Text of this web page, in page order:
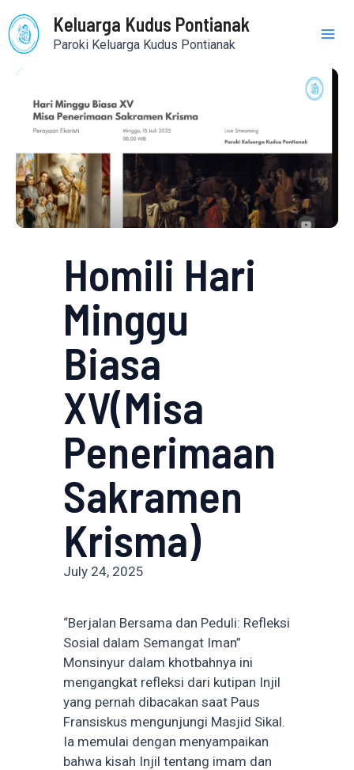
to
content
Keluarga Kudus Pontianak
Paroki Keluarga Kudus Pontianak
Homili Hari
Minggu
Biasa
XV(Misa
Penerimaan
Sakramen
Krisma)
July 24, 2025
“Berjalan Bersama dan Peduli: Refleksi
Sosial dalam Semangat Iman”
Monsinyur dalam khotbahnya ini
mengangkat refleksi dari kutipan Injil
yang pernah dibacakan saat Paus
Fransiskus mengunjungi Masjid Sikal.
Ia memulai dengan menyampaikan
bahwa kisah Injil tentang imam dan